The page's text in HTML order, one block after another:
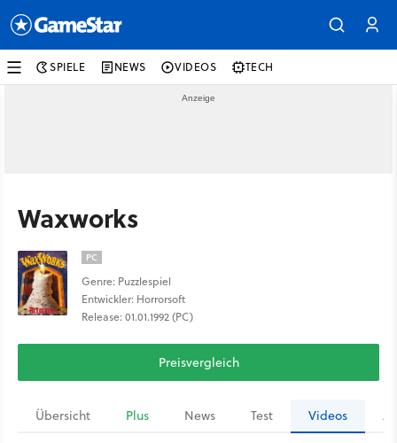
SPIELE NEWS VIDEOS TECH
Waxworks
PC
Genre: Puzzlespiel
Entwickler: Horrorsoft
Release: 01.01.1992 (PC)
Preisvergleich
Übersicht Plus News Test Videos